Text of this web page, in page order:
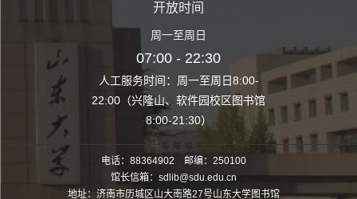
至周日8:00-
园校区图书馆
开放时间
周一至周日
07:00 - 22:30
人工服务时间：周一至周日8:00-
22:00（兴隆山、软件园校区图书馆
8:00-21:30）
人工服务时间
22:00（兴隆山
电话：88364902 邮编：250100
馆长信箱：sdlib@sdu.edu.cn
地址：济南市历城区山大南路27号山东大学图书馆